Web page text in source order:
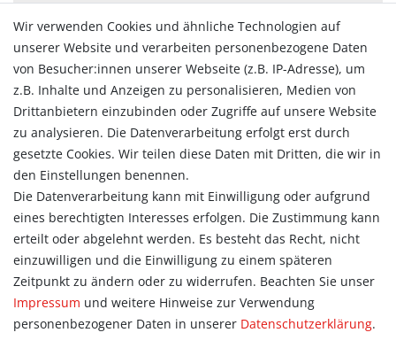
Zahlungsarten
Versandarten & -kosten
Widerrufsrecht
Vertrag widerrufen
Konto
Login
Registrieren
Warenkorb
Zur Kasse
Allgemein
Kontakt
Datenschutzerklärung
AGB
Impressum
Wir verwenden Cookies und ähnliche Technologien auf
unserer Website und verarbeiten personenbezogene Daten
von Besucher:innen unserer Webseite (z.B. IP-Adresse), um
z.B. Inhalte und Anzeigen zu personalisieren, Medien von
Drittanbietern einzubinden oder Zugriffe auf unsere Website
zu analysieren. Die Datenverarbeitung erfolgt erst durch
gesetzte Cookies. Wir teilen diese Daten mit Dritten, die wir in
den Einstellungen benennen.
Die Datenverarbeitung kann mit Einwilligung oder aufgrund
eines berechtigten Interesses erfolgen. Die Zustimmung kann
erteilt oder abgelehnt werden. Es besteht das Recht, nicht
einzuwilligen und die Einwilligung zu einem späteren
Zeitpunkt zu ändern oder zu widerrufen. Beachten Sie unser
Impressum und weitere Hinweise zur Verwendung
personenbezogener Daten in unserer Daten­schutz­erklärung.